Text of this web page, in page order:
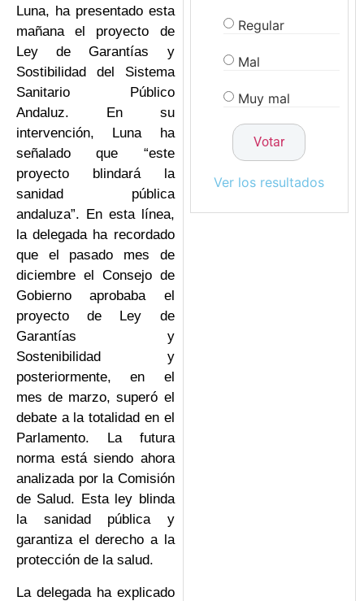
Luna, ha presentado esta
mañana el proyecto de
Ley de Garantías y
Sostibilidad del Sistema
Sanitario Público
Andaluz. En su
intervención, Luna ha
señalado que “este
proyecto blindará la
sanidad pública
andaluza”. En esta línea,
la delegada ha recordado
que el pasado mes de
diciembre el Consejo de
Gobierno aprobaba el
proyecto de Ley de
Garantías y
Sostenibilidad y
posteriormente, en el
mes de marzo, superó el
debate a la totalidad en el
Parlamento. La futura
norma está siendo ahora
analizada por la Comisión
de Salud. Esta ley blinda
la sanidad pública y
garantiza el derecho a la
protección de la salud.
La delegada ha explicado
Regular
Mal
Muy mal
Ver los resultados